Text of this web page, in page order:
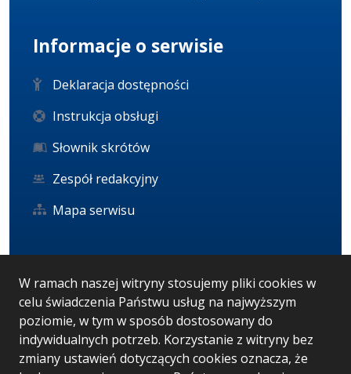
W ramach naszej witryny stosujemy pliki cookies w
celu świadczenia Państwu usług na najwyższym
poziomie, w tym w sposób dostosowany do
indywidualnych potrzeb. Korzystanie z witryny bez
zmiany ustawień dotyczących cookies oznacza, że
Informacje o serwisie
Deklaracja dostępności
Instrukcja obsługi
Słownik skrótów
Zespół redakcyjny
Mapa serwisu
Statystyki oglądalności
Ostatnio dodane
RODO